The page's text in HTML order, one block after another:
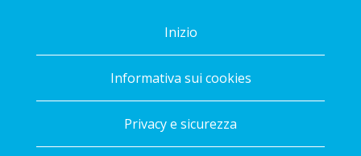
Inizio
Informativa sui cookies
Privacy e sicurezza